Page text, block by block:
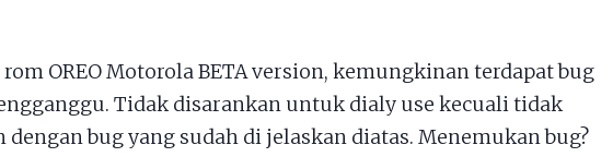
OREO Motorola BETA version, kemungkinan terdapat bug
Tidak disarankan untuk dialy use kecuali tidak
dengan bug yang sudah di jelaskan diatas. Menemukan bug?